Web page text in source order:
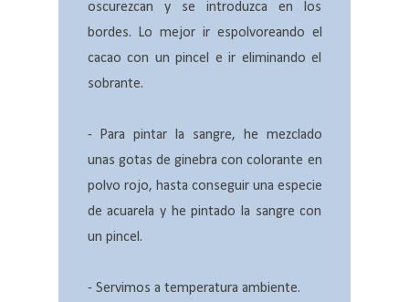
oscurezcan y se introduzca en los
bordes. Lo mejor ir espolvoreando el
cacao con un pincel e ir eliminando el
sobrante.
- Para pintar la sangre, he mezclado
unas gotas de ginebra con colorante en
polvo rojo, hasta conseguir una especie
de acuarela y he pintado la sangre con
un pincel.
- Servimos a temperatura ambiente.